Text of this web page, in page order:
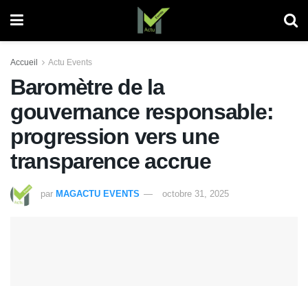
Accueil Actu Events
Baromètre de la
gouvernance responsable:
progression vers une
transparence accrue
par MAGACTU EVENTS octobre 31, 2025